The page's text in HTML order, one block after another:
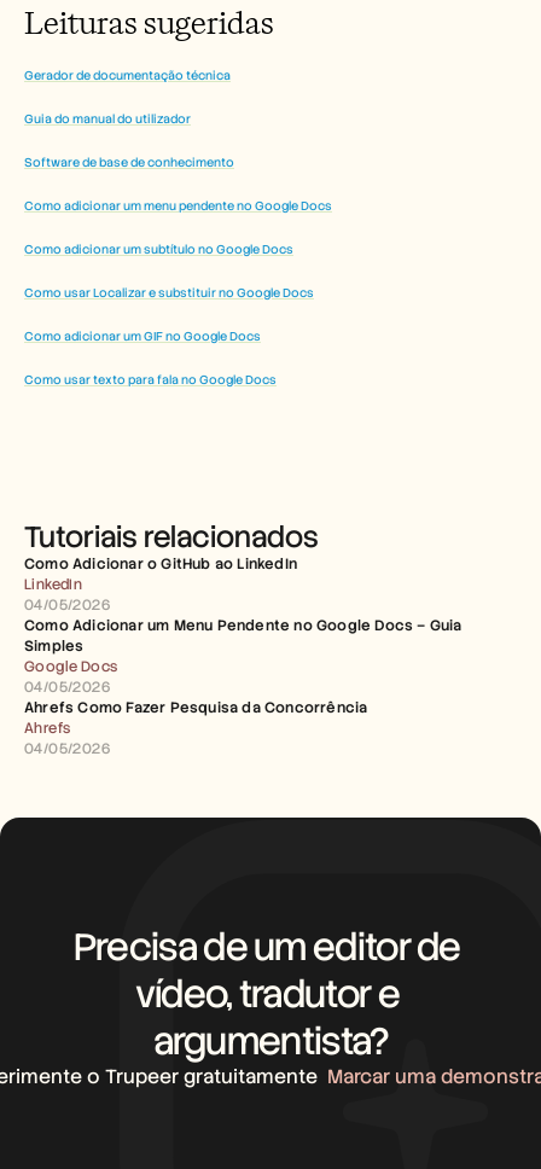
Leituras sugeridas
Gerador de documentação técnica
Guia do manual do utilizador
Software de base de conhecimento
Como adicionar um menu pendente no Google Docs
Como adicionar um subtítulo no Google Docs
Como usar Localizar e substituir no Google Docs
Como adicionar um GIF no Google Docs
Como usar texto para fala no Google Docs
Tutoriais relacionados
Como Adicionar o GitHub ao LinkedIn
LinkedIn
04/05/2026
Como Adicionar um Menu Pendente no Google Docs – Guia
Simples
Google Docs
04/05/2026
Ahrefs Como Fazer Pesquisa da Concorrência
Ahrefs
04/05/2026
Precisa de um editor de
vídeo, tradutor e
argumentista?
o Trupeer gratuitamente Marcar uma